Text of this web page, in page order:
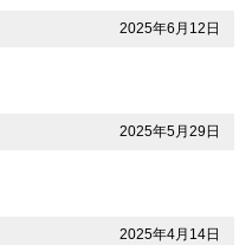
2025年6月12日
2025年5月29日
2025年4月14日